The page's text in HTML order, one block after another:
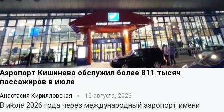
Аэропорт Кишинева обслужил более 811 тысяч
пассажиров в июле
Анастасия Кирилловская 10 августа, 2026
В июле 2026 года через международный аэропорт имени